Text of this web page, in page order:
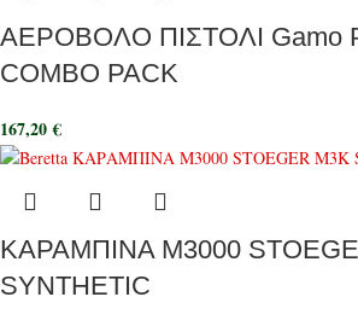
ΑΕΡΟΒΟΛΟ ΠΙΣΤΟΛΙ Gamo
COMBO PACK
167,20€
ΚΑΡΑΜΠΙΝΑ M3000
SYNTHETIC